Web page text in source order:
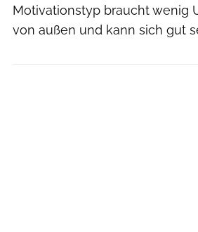
Motivationstyp braucht wenig
von außen und kann sich gut